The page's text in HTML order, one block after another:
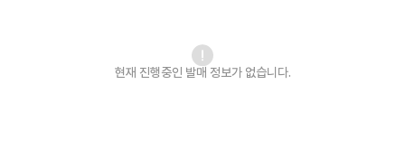
현재 진행중인 발매 정보가 없습니다.